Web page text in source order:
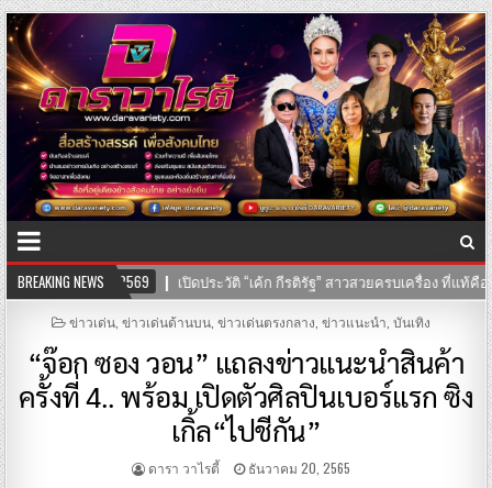
BREAKING NEWS
ฐ” สาวสวยครบเครื่อง ที่แท้คือทายาทนักแสดงมากฝีมือ! 24-07-2569
POSTED
ข่าวเด่น, ข่าวเด่นด้านบน, ข่าวเด่นตรงกลาง ข่าวแนะนำ บันเทิง
“จ๊อก ซอง วอน” แถลงข่าวแนะนำสินค้า
ครั้งที่ 4.. พร้อม เปิดตัวศิลปินเบอร์แรก ซิง
เกิ้ล“ไปชีกัน”
ดารา วาไรตี้ ธันวาคม 20, 2565